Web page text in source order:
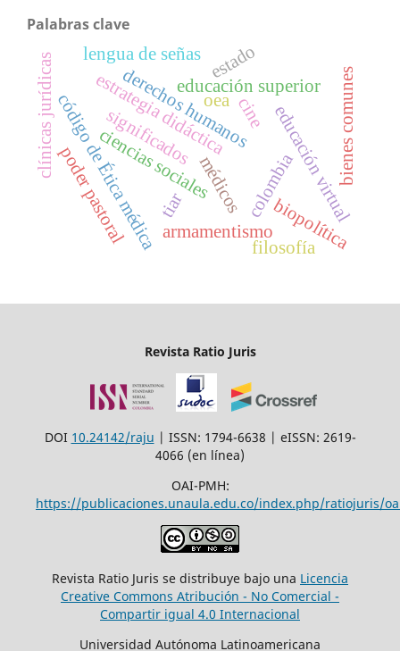
Palabras clave
derechos humanos
médicos
código de Ética médica colombia
educación superior
educación virtual
estrategia didáctica
ciencias sociales
clínicas jurídicas
armamentismo
tiar
oea
poder pastoral
estado
biopolítica
filosofía
lengua de señas
significados bienes comunes
cine
Revista Ratio Juris
DOI 10.24142/raju | ISSN: 1794-6638 | eISSN: 2619-
4066 (en línea)
OAI-PMH:
https://publicaciones.unaula.edu.co/index.php/ratiojuris/
Revista Ratio Juris se distribuye bajo una Licencia
Creative Commons Atribución - No Comercial -
Compartir igual 4.0 Internacional
Universidad Autónoma Latinoamericana